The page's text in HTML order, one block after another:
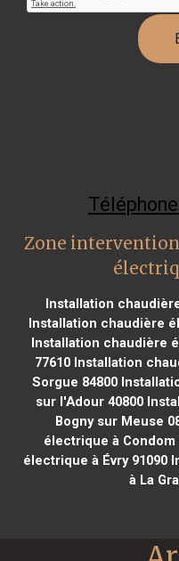
Zone
Installation
Installation chaudière
Installation chaudière
77610Installation
Sorgue 84800
sur l'Adour 40800
Bogny sur Meuse
électrique à Condom
électrique à Évry 91090
à La